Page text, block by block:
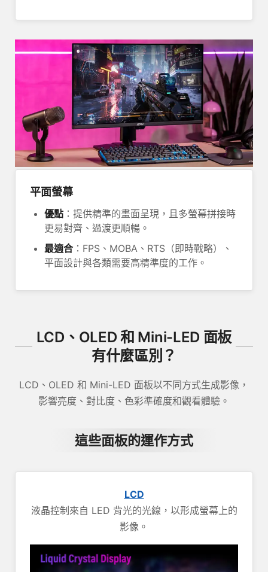
平面螢幕
優點 ：提供精準的畫面呈現，且多螢幕拼接時
更易對齊、過渡更順暢。
最適合 ：FPS、MOBA、RTS（即時戰略）、
平面設計與各類需要高精準度的工作。
LCD、OLED 和 Mini-LED 面板
有什麼區別？
LCD、OLED 和 Mini-LED 面板以不同方式生成影像，
影響亮度、對比度、色彩準確度和觀看體驗。
這些面板的運作方式
LCD
液晶控制來自 LED 背光的光線，以形成螢幕上的
影像。